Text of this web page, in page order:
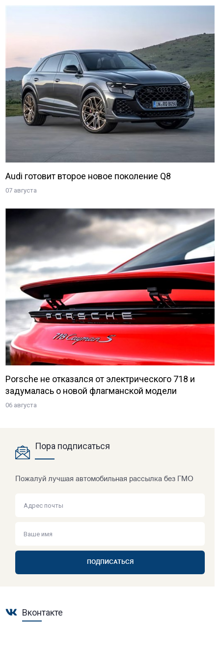
Audi готовит второе новое поколение Q8
07 августа
Porsche не отказался от электрического 718 и
задумалась о новой флагманской модели
06 августа
Пора подписаться
Пожалуй лучшая автомобильная рассылка без ГМО
ПОДПИСАТЬСЯ
Вконтакте